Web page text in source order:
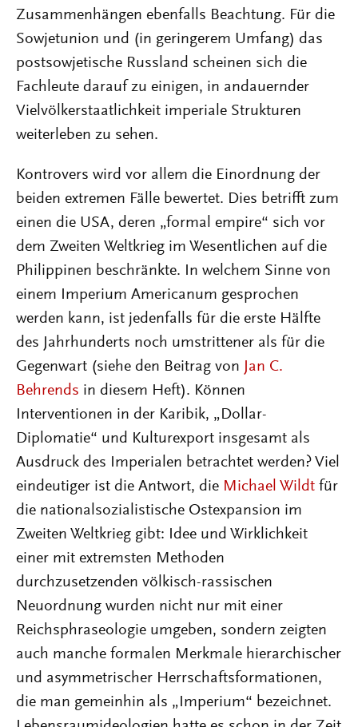
Zusammenhängen ebenfalls Beachtung. Für die
Sowjetunion und (in geringerem Umfang) das
postsowjetische Russland scheinen sich die
Fachleute darauf zu einigen, in andauernder
Vielvölkerstaatlichkeit imperiale Strukturen
weiterleben zu sehen.
Kontrovers wird vor allem die Einordnung der
beiden extremen Fälle bewertet. Dies betrifft zum
einen die USA, deren „formal empire“ sich vor
dem Zweiten Weltkrieg im Wesentlichen auf die
Philippinen beschränkte. In welchem Sinne von
einem Imperium Americanum gesprochen
werden kann, ist jedenfalls für die erste Hälfte
des Jahrhunderts noch umstrittener als für die
Gegenwart (siehe den Beitrag von Jan C.
Behrends in diesem Heft). Können
Interventionen in der Karibik, „Dollar-
Diplomatie“ und Kulturexport insgesamt als
Ausdruck des Imperialen betrachtet werden? Viel
eindeutiger ist die Antwort, die Michael Wildt für
die nationalsozialistische Ostexpansion im
Zweiten Weltkrieg gibt: Idee und Wirklichkeit
einer mit extremsten Methoden
durchzusetzenden völkisch-rassischen
Neuordnung wurden nicht nur mit einer
Reichsphraseologie umgeben, sondern zeigten
auch manche formalen Merkmale hierarchischer
und asymmetrischer Herrschaftsformationen,
die man gemeinhin als „Imperium“ bezeichnet.